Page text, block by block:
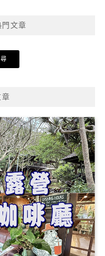
文章
章